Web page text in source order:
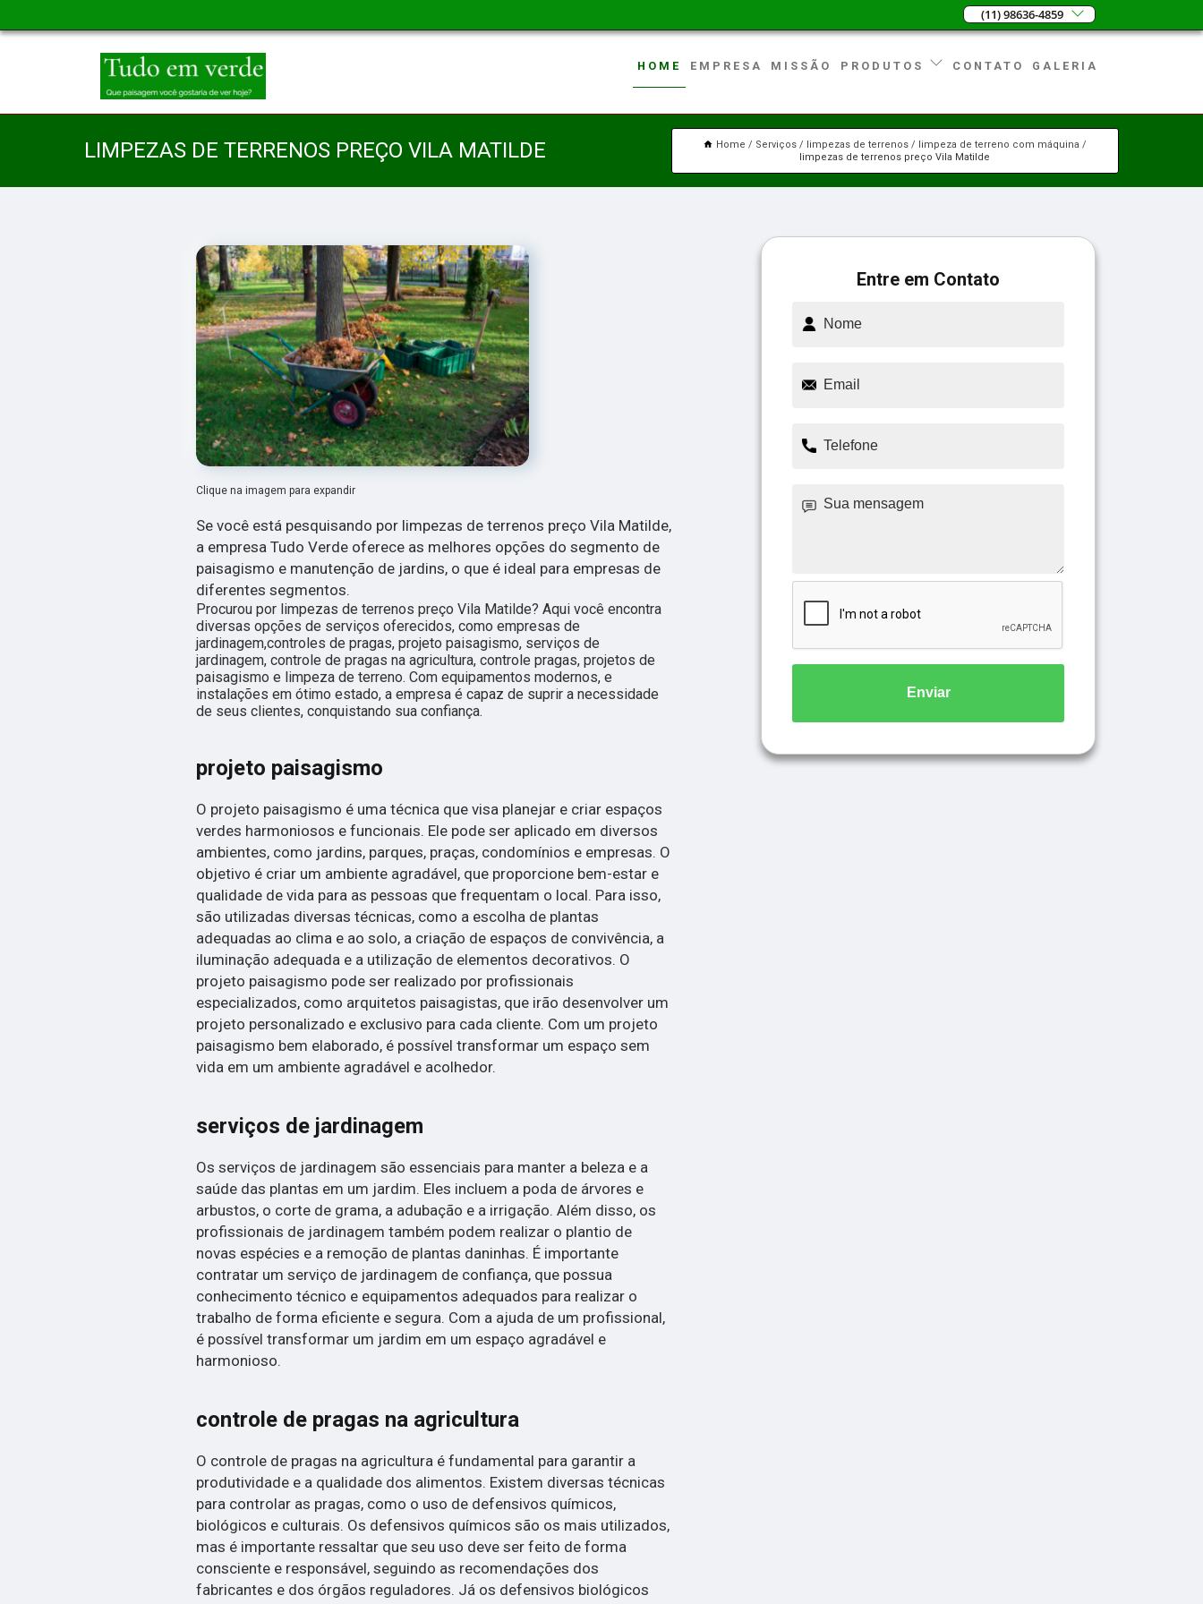
(11) 98636-4859
HOME EMPRESA MISSÃO PRODUTOS CONTATO GALERIA
LIMPEZAS DE TERRENOS PREÇO VILA MATILDE Home Serviços limpezas de terrenos
limpeza de terreno com máquina
limpezas de terrenos preço Vila Matilde
Clique na imagem para expandir
Se você está pesquisando por limpezas de terrenos preço Vila Matilde,
a empresa Tudo Verde oferece as melhores opções do segmento de
paisagismo e manutenção de jardins, o que é ideal para empresas de
diferentes segmentos.
Procurou por limpezas de terrenos preço Vila Matilde? Aqui você encontra
diversas opções de serviços oferecidos, como empresas de
jardinagem,controles de pragas, projeto paisagismo, serviços de
jardinagem, controle de pragas na agricultura, controle pragas, projetos de
paisagismo e limpeza de terreno. Com equipamentos modernos, e
instalações em ótimo estado, a empresa é capaz de suprir a necessidade
de seus clientes, conquistando sua confiança.
projeto paisagismo
O projeto paisagismo é uma técnica que visa planejar e criar espaços
verdes harmoniosos e funcionais. Ele pode ser aplicado em diversos
ambientes, como jardins, parques, praças, condomínios e empresas. O
objetivo é criar um ambiente agradável, que proporcione bem-estar e
qualidade de vida para as pessoas que frequentam o local. Para isso,
são utilizadas diversas técnicas, como a escolha de plantas
adequadas ao clima e ao solo, a criação de espaços de convivência, a
iluminação adequada e a utilização de elementos decorativos. O
projeto paisagismo pode ser realizado por profissionais
especializados, como arquitetos paisagistas, que irão desenvolver um
projeto personalizado e exclusivo para cada cliente. Com um projeto
paisagismo bem elaborado, é possível transformar um espaço sem
vida em um ambiente agradável e acolhedor.
serviços de jardinagem
Os serviços de jardinagem são essenciais para manter a beleza e a
saúde das plantas em um jardim. Eles incluem a poda de árvores e
arbustos, o corte de grama, a adubação e a irrigação. Além disso, os
profissionais de jardinagem também podem realizar o plantio de
novas espécies e a remoção de plantas daninhas. É importante
contratar um serviço de jardinagem de confiança, que possua
conhecimento técnico e equipamentos adequados para realizar o
trabalho de forma eficiente e segura. Com a ajuda de um profissional,
é possível transformar um jardim em um espaço agradável e
harmonioso.
controle de pragas na agricultura
O controle de pragas na agricultura é fundamental para garantir a
produtividade e a qualidade dos alimentos. Existem diversas técnicas
para controlar as pragas, como o uso de defensivos químicos,
biológicos e culturais. Os defensivos químicos são os mais utilizados,
mas é importante ressaltar que seu uso deve ser feito de forma
consciente e responsável, seguindo as recomendações dos
fabricantes e dos órgãos reguladores. Já os defensivos biológicos
Entre em Contato
Enviar